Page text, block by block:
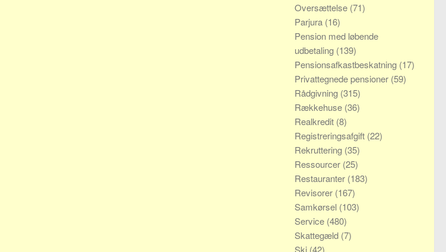
Oversættelse (71)
Parjura (16)
Pension med løbende
udbetaling (139)
Pensionsafkastbeskatning (17)
Privattegnede pensioner (59)
Rådgivning (315)
Rækkehuse (36)
Realkredit (8)
Registreringsafgift (22)
Rekruttering (35)
Ressourcer (25)
Restauranter (183)
Revisorer (167)
Samkørsel (103)
Service (480)
Skattegæld (7)
Ski (42)